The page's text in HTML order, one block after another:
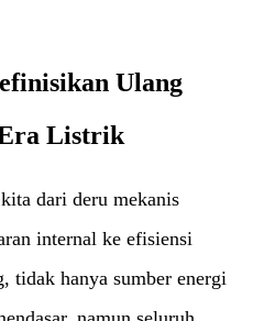
Ulang
Listrik
dari deru mekanis
internal ke efisiensi
tidak hanya sumber energi